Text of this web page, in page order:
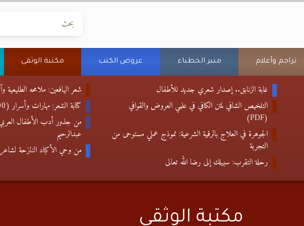
تراجم وأعلام منبر الخطباء عروض الكتب مكتبة الوثقى
غابة الزنابق.. إصدار شعري جديد للأطفال
التلخيص الشافي لمتن الكافي في علمي العروض والقوافي
(PDF)
الجوهرة في العلاج بالرقية الشرعية: نموذج عملي مستوحى من
التجربة
رحلة التقرب: سبيلك إلى رضا الله تعالى
شعر اليافعين: ملامحه الطليعية
كتابة الشعر: مهارات وأسرار (100 فكرة إبداعية للشعراء)
من جذور أدب الأطفال
عبدالرحيم
من وحي الأكباد النازحة
مكتبة الوثقى